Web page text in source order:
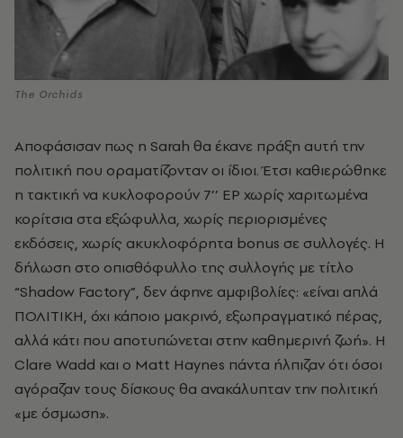
The Orchids
Αποφάσισαν πως η Sarah θα έκανε πράξη αυτή την
πολιτική που οραματίζονταν οι ίδιοι. Έτσι καθιερώθηκε
η τακτική να κυκλοφορούν 7’’ ΕΡ χωρίς χαριτωμένα
κορίτσια στα εξώφυλλα, χωρίς περιορισμένες
εκδόσεις, χωρίς ακυκλοφόρητα bonus σε συλλογές. Η
δήλωση στο οπισθόφυλλο της συλλογής με τίτλο
“Shadow Factory”, δεν άφηνε αμφιβολίες: «είναι απλά
ΠΟΛΙΤΙΚΗ, όχι κάποιο μακρινό, εξωπραγματικό πέρας,
αλλά κάτι που αποτυπώνεται στην καθημερινή ζωή». Η
Clare Wadd και ο Matt Haynes πάντα ήλπιζαν ότι όσοι
αγόραζαν τους δίσκους θα ανακάλυπταν την πολιτική
«με όσμωση».